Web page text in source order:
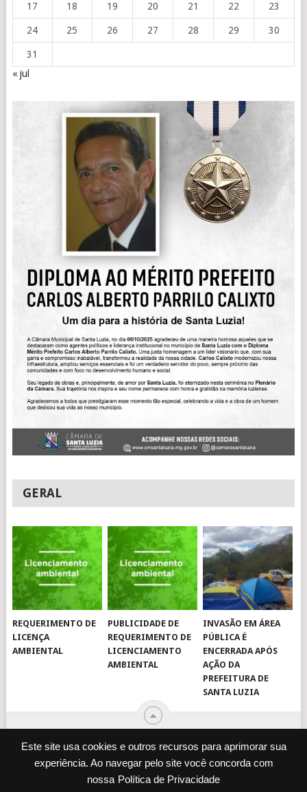
Este site usa cookies e outros recursos para aprimorar sua
experiência. Ao navegar pelo site você concorda com
nossa Política de Privacidade
17 18 19 20 21 22 23
24 25 26 27 28 29 30
31
« jul
GERAL
REQUERIMENTO DE
LICENÇA
AMBIENTAL
PUBLICIDADE DE
REQUERIMENTO DE
LICENCIAMENTO
AMBIENTAL
INVASÃO EM ÁREA
PÚBLICA É
ENCERRADA APÓS
AÇÃO DA
PREFEITURA DE
SANTA LUZIA